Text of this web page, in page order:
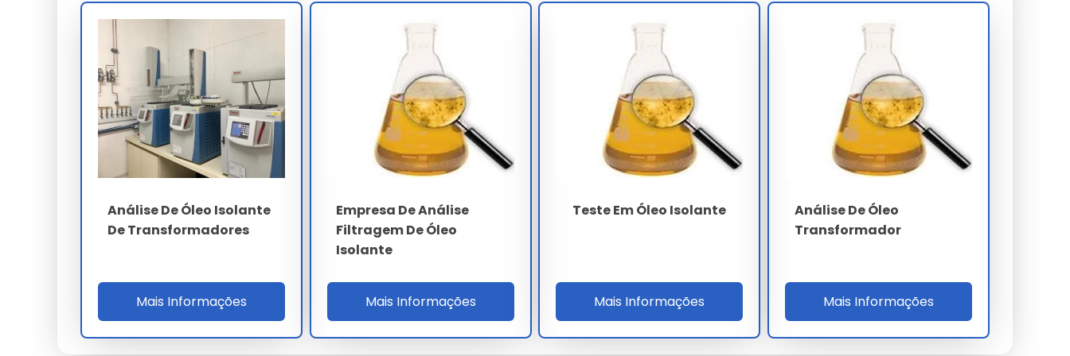
perdas dielétricas tan-delta a 90 ºC (inferior a 0.10) e tensão interfacial (superior a 30 mN/m).
A cromatografia gasosa dissolvida (DGA) identifica os 7 gases-chave (H2 - CH4 - C2H6 - C2H4 -
C2H2 - CO - CO2) com limite de detecção inferior a 1 ppm e aplica os critérios de Duval, Rogers e IEC
60599 para diagnóstico de falhas térmicas (T1/T2/T3) acima de 300 ºC, descargas parciais (PD) e
descargas de arco (D1/D2), antecipando falhas catastróficas em até 18 meses.
PARÂMETRO ESPECIFICAÇÃO
Rigidez dielétrica
superior a 40 kV/2.5 mm (NBR IEC 60156)
Teor de água
inferior a 25 ppm (Karl Fischer)
Tensão interfacial
superior a 30 mN/m
DBPC
0.08 a 0.40% m/m (HPLC)
Análise De Óleo Isolante
De Transformadores
Mais Informações
Empresa De Análise
Filtragem De Óleo
Isolante
Mais Informações
Teste Em Óleo Isolante
Mais Informações
Análise De Óleo
Transformador
Mais Informações